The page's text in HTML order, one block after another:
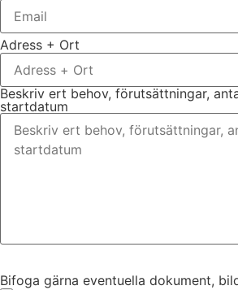
Adress + Ort
Beskriv ert behov, förutsättningar,
startdatum
Bifoga gärna eventuella dokument,